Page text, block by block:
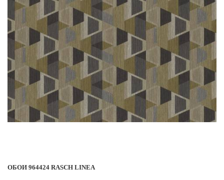
ОБОИ 964424 RASCH LINEA